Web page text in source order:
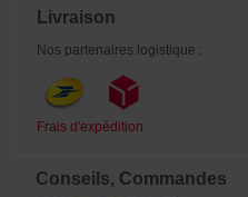
Livraison
Nos partenaires logistique :
Frais d'expédition
Conseils, Commandes